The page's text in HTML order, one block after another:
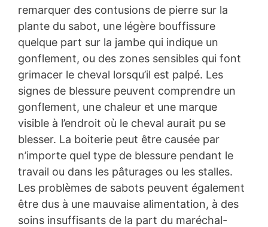
remarquer des contusions de pierre sur la
plante du sabot, une légère bouffissure
quelque part sur la jambe qui indique un
gonflement, ou des zones sensibles qui font
grimacer le cheval lorsqu’il est palpé. Les
signes de blessure peuvent comprendre un
gonflement, une chaleur et une marque
visible à l’endroit où le cheval aurait pu se
blesser. La boiterie peut être causée par
n’importe quel type de blessure pendant le
travail ou dans les pâturages ou les stalles.
Les problèmes de sabots peuvent également
être dus à une mauvaise alimentation, à des
soins insuffisants de la part du maréchal-